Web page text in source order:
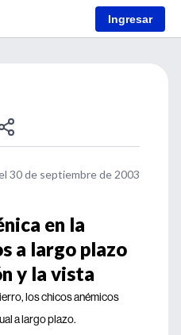
Ingresar
30 de septiembre de 2003
en la
a largo plazo
y la vista
los chicos anémicos
a largo plazo.